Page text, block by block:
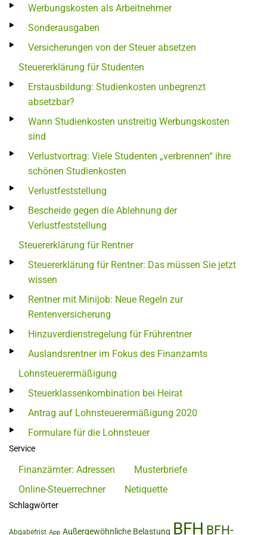
Werbungskosten als Arbeitnehmer
Sonderausgaben
Versicherungen von der Steuer absetzen
Steuererklärung für Studenten
Erstausbildung: Studienkosten unbegrenzt
absetzbar?
Wann Studienkosten unstreitig Werbungskosten
sind
Verlustvortrag: Viele Studenten „verbrennen“ ihre
schönen Studienkosten
Verlustfeststellung
Bescheide gegen die Ablehnung der
Verlustfeststellung
Steuererklärung für Rentner
Steuererklärung für Rentner: Das müssen Sie jetzt
wissen
Rentner mit Minijob: Neue Regeln zur
Rentenversicherung
Hinzuverdienstregelung für Frührentner
Auslandsrentner im Fokus des Finanzamts
Lohnsteuerermäßigung
Steuerklassenkombination bei Heirat
Antrag auf Lohnsteuerermäßigung 2020
Formulare für die Lohnsteuer
Service
Finanzämter: Adressen
Musterbriefe
Online-Steuerrechner
Netiquette
Schlagwörter
Abgabefrist App Außergewöhnliche Belastung BFH BFH-